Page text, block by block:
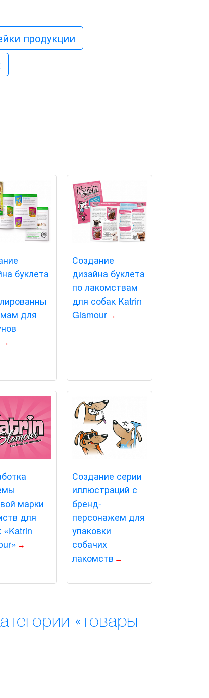
продукции
буклета
для
Создание
дизайна буклета
по лакомствам
для собак Katrin
Glamour
марки
для
«Katrin
Создание серии
иллюстраций с
бренд-
персонажем для
упаковки
собачих
лакомств
«товары